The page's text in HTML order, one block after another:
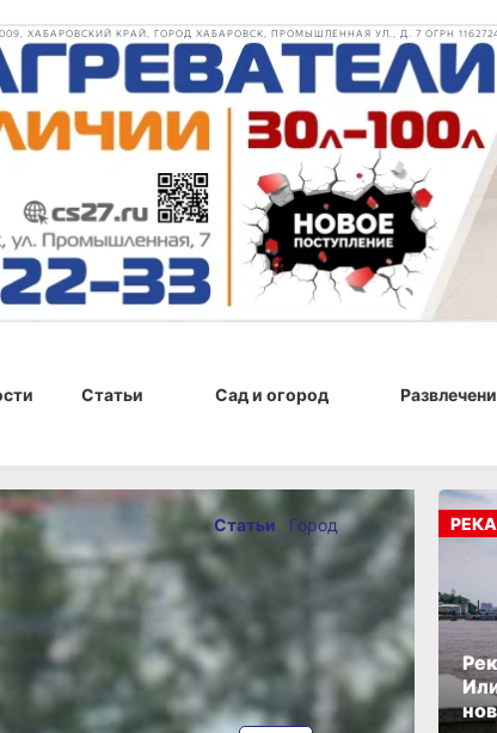
ХАБАРОВСКИЙ КРАЙ, ГОРОД ХАБАРОВСК, ПРОМЫШЛЕННАЯ УЛ., Д. 7 ОГРН
Статьи Сад и огород
2025 г., 15:30
Статьи Город
ОПУБЛИКОВАНО
01 февраля 2025 г., 15:30
ТЕГИ